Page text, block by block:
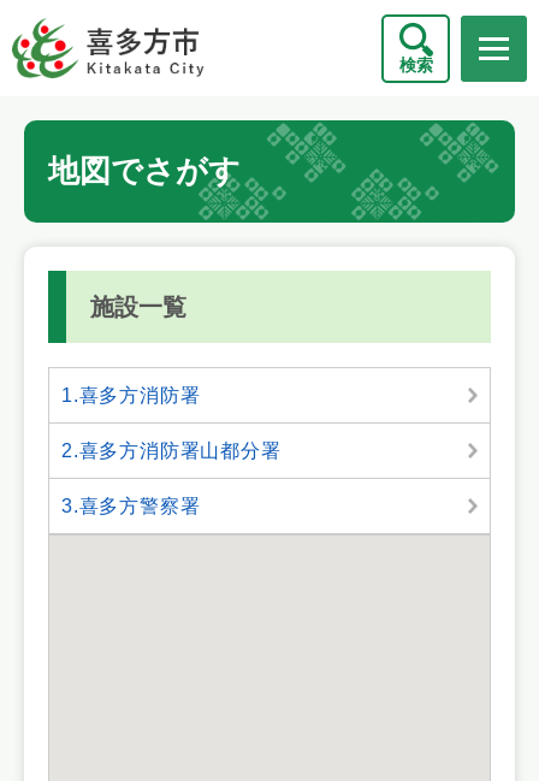
ー
ジ
検索
本
地図でさがす
施設一覧
1.喜多方消防署
2.喜多方消防署山都分署
3.喜多方警察署